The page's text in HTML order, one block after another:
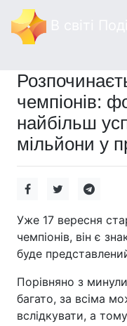
чемпіонів:
найбільш
мільйони у
Уже 17 вересня
чемпіонів, він є
буде
Порівняно з
багато, за всіма
вслідкувати, а